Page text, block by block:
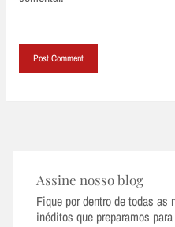
Assine nosso blog
Fique por dentro de todas as
inéditos que preparamos